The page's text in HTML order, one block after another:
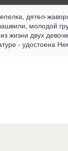
дятел-
молодой
жизни двух
- удостоена